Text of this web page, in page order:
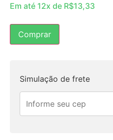
Em até 12x de R$13,33
Comprar
Simulação de frete